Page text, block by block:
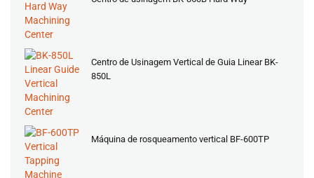
Centro de Usinagem Vertical de Guia Linear BK-
850L
Máquina de rosqueamento vertical BF-600TP